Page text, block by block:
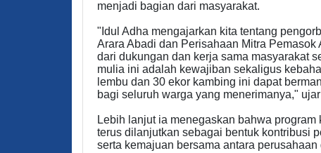
menjadi bagian dari masyarakat.
"Idul Adha mengajarkan kita tentang
Arara Abadi dan Perisahaan Mitra
dari dukungan dan kerja sama masyarakat
mulia ini adalah kewajiban sekaligus
lembu dan 30 ekor kambing ini dapat
bagi seluruh warga yang menerimanya,"
Lebih lanjut ia menegaskan bahwa
terus dilanjutkan sebagai bentuk kontribusi
serta kemajuan bersama antara perusahaan